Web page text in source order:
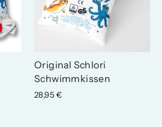
Original Schlori
Schwimmkissen
28,95 €